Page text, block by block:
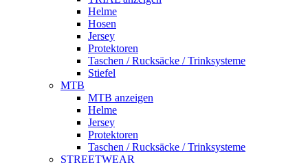
Helme
Hosen
Jersey
Protektoren
Taschen / Rucksäcke / Trinksysteme
Stiefel
MTB
MTB anzeigen
Helme
Jersey
Protektoren
Taschen / Rucksäcke / Trinksysteme
STREETWEAR